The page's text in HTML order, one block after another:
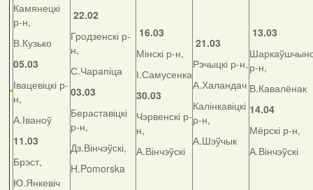
Камянецкі
р-н,
В.Кузько
05.03
Івацевіцкі р-
н,
А.Іваноў
11.03
Брэст,
Ю.Янкевіч
22.02
Гродзенскі р-
н,
С.Чарапіца
03.03
Бераставіцкі
р-н,
Дз.Вінчэўскі,
H.Pomorska
16.03
Мінскі р-н,
І.Самусенка
30.03
Чэрвенскі р-
н,
А.Вінчэўскі
21.03
Рэчыцкі р-н,
А.Халандач
Калінкавіцкі
р-н,
А.Шэўчык
13.03
р-н,
В.Кавалёнак
14.04
Мёрскі р-н,
А.Вінчэўскі